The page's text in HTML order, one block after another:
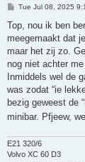
P
s
t
Tue Jul 08, 2025
Top, nou ik ben
meegemaakt dat
maar het zij zo.
nog niet achter
Inmiddels wel de
was zodat “ie
bezig geweest de
minibar. Pfjeew,
E21 320/6
Volvo XC 60 D3